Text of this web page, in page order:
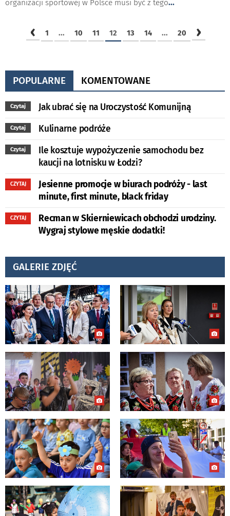
organizacji sportowej w Polsce musi być z tego...
‹ 1 ... 10 11 12 13 14 ... 20 ›
POPULARNE KOMENTOWANE
Czytaj Jak ubrać się na Uroczystość Komunijną
Czytaj Kulinarne podróże
Czytaj
Ile kosztuje wypożyczenie samochodu bez
kaucji na lotnisku w Łodzi?
CZYTAJ
Jesienne promocje w biurach podróży - last
minute, first minute, black friday
CZYTAJ
Recman w Skierniewicach obchodzi urodziny.
Wygraj stylowe męskie dodatki!
GALERIE ZDJĘĆ